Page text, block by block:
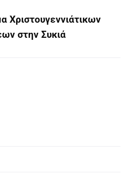
Xριστουγεννιάτικων
στην Συκιά